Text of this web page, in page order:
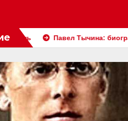
Павел Тычина: биография